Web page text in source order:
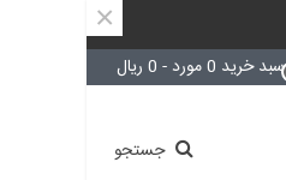
×
سبد خرید 0مورد - 0 ریال
جستجو